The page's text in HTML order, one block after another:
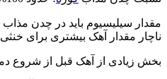
مقدار سیلیسیوم باید در چدن مذاب
ناچار مقدار آهک بیشتری برای
بخش زیادی از آهک قبل از شروع